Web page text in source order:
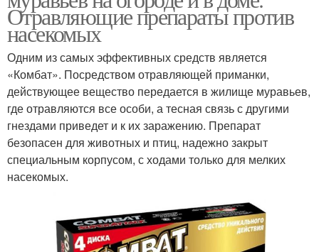
Отравляющие препараты против
насекомых
Одним из самых эффективных средств является
«Комбат». Посредством отравляющей приманки,
действующее вещество передается в жилище муравьев,
где отравляются все особи, а тесная связь с другими
гнездами приведет и к их заражению. Препарат
безопасен для животных и птиц, надежно закрыт
специальным корпусом, с ходами только для мелких
насекомых.